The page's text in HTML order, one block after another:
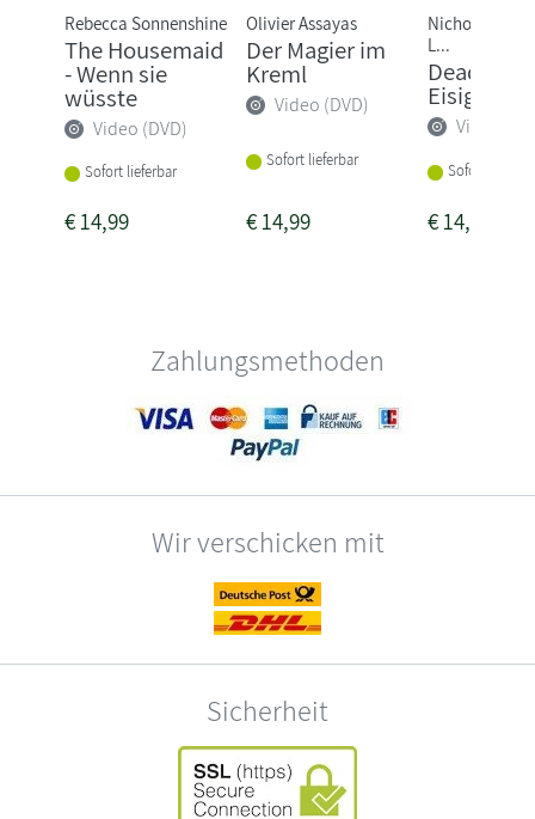
Rebecca Sonnenshine
The Housemaid
- Wenn sie
wüsste
Video (DVD)
Sofort lieferbar
€14,99
Olivier Assayas
Der Magier im
Kreml
Video (DVD)
Sofort lieferbar
€14,99
Nicholas
L...
Dead of
Eisige
Video
Sofort
€14,99
Zahlungsmethoden
Wir verschicken mit
Sicherheit